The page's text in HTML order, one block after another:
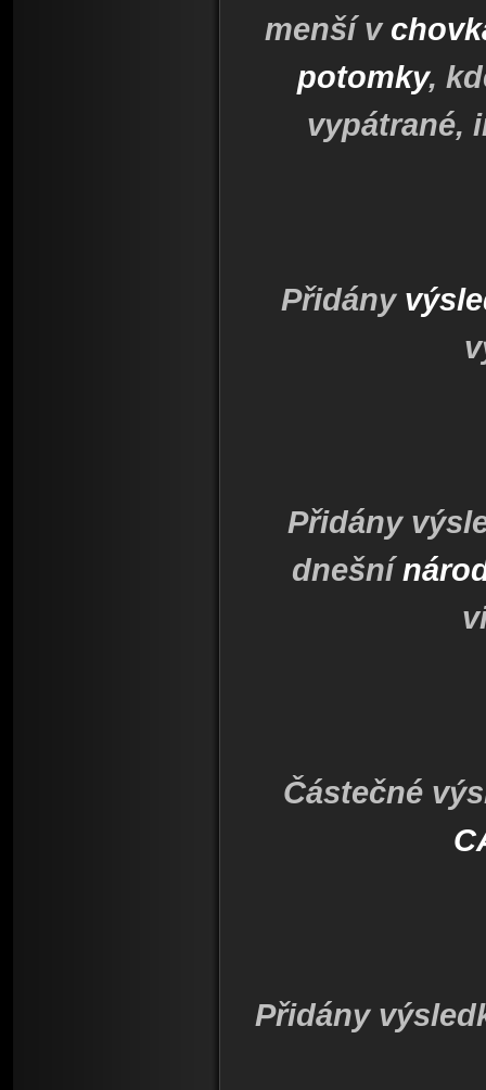
menší v
potomky,
vypátrané,
Přidány
Přidány
dnešní
Částečné
Přidány